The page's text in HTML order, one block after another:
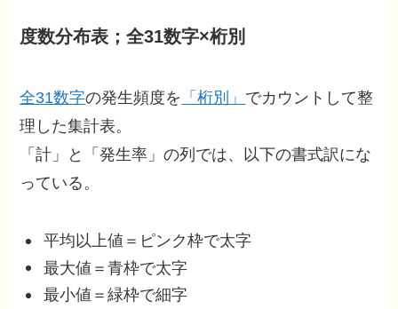
度数分布表；全31数字×桁別
全31数字の発生頻度を 「桁別」 でカウントして整
理した集計表。
「計」と「発生率」の列では、以下の書式訳にな
っている。
平均以上値＝ピンク枠で太字
最大値＝青枠で太字
最小値＝緑枠で細字